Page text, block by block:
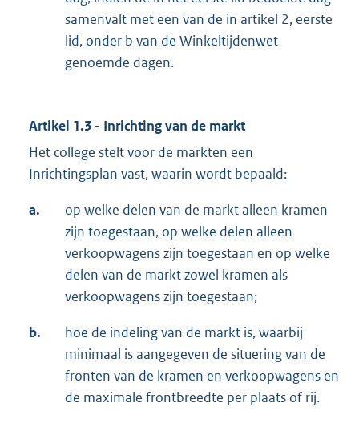
samenvalt met een van de in artikel 2, eerste
lid, onder b van de Winkeltijdenwet
genoemde dagen.
Artikel 1.3 - Inrichting van de markt
Het college stelt voor de markten een
Inrichtingsplan vast, waarin wordt bepaald:
a.
op welke delen van de markt alleen kramen
zijn toegestaan, op welke delen alleen
verkoopwagens zijn toegestaan en op welke
delen van de markt zowel kramen als
verkoopwagens zijn toegestaan;
b.
hoe de indeling van de markt is, waarbij
minimaal is aangegeven de situering van de
fronten van de kramen en verkoopwagens en
de maximale frontbreedte per plaats of rij.